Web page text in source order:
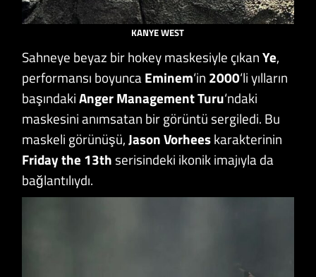
KANYE WEST
Sahneye beyaz bir hokey maskesiyle çıkanYe,
performansı boyuncaEminem‘in 2000‘li yılların
başındakiAnger Management Turu‘ndaki
maskesini anımsatan bir görüntü sergiledi. Bu
maskeli görünüşü,Jason Vorheeskarakterinin
Friday the 13th serisindeki ikonik imajıyla da
bağlantılıydı.